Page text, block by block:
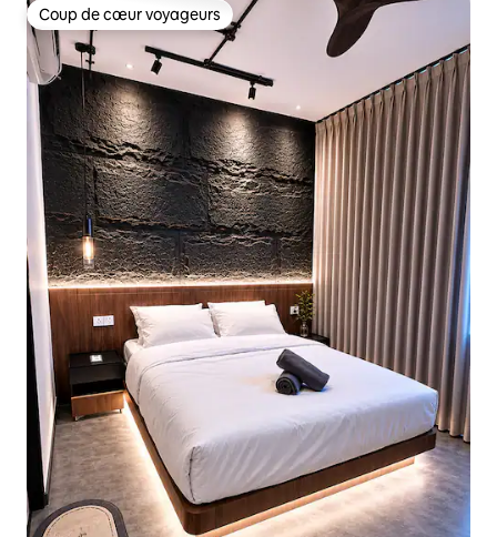
Coup de cœur voyageurs
Coup de cœur voyageurs